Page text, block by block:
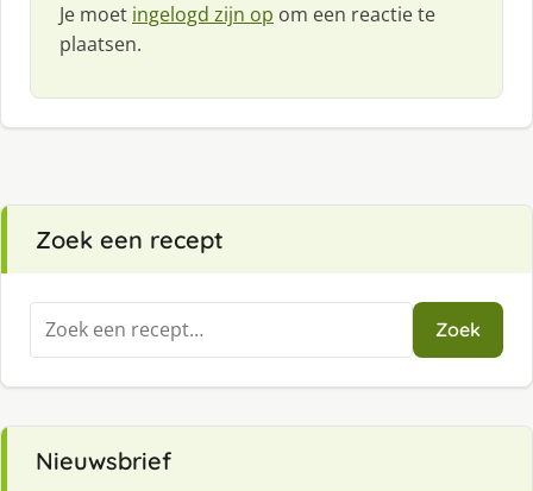
Je moet ingelogd zijn op om een reactie te
plaatsen.
Zoek een recept
Zoeken
naar:
Zoek
Nieuwsbrief